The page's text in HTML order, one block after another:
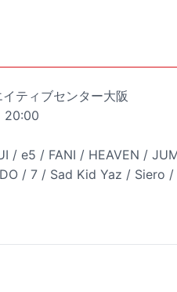
ティブセンター大阪
20:00
/ e5 / FANI / HEAVEN /
/ 7 / Sad Kid Yaz / Siero